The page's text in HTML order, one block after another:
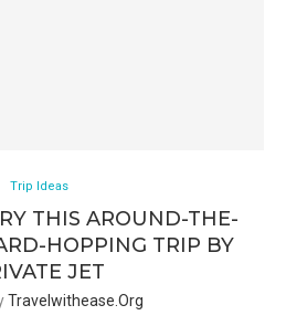
Trip Ideas
THIS AROUND-THE-
HOPPING TRIP BY
JET
Travelwithease.org